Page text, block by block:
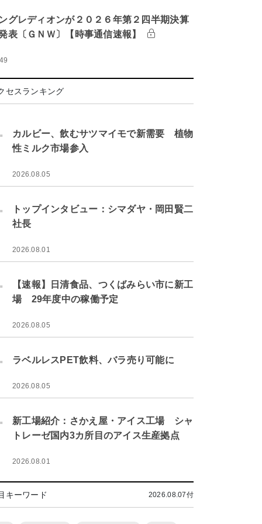
グレディオンが２０２６年第２四半期決算
表〔ＧＮＷ〕【時事通信速報】
セスランキング
カルビー、飲むサツマイモで新需要 植物
性ミルク市場参入
2026.08.05
トップインタビュー：シマダヤ・岡田賢二
社長
2026.08.01
【速報】日清食品、つくばみらい市に新工
場 29年度中の稼働予定
2026.08.05
ラベルレスPET飲料、バラ売り可能に
2026.08.05
新工場紹介：さかえ屋・アイス工場 シャ
トレーゼ国内3カ所目のアイス生産拠点
2026.08.01
キーワード 2026.08.07付